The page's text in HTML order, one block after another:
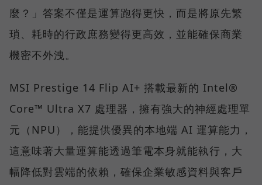
麼？」答案不僅是運算跑得更快，而是將原先繁
瑣、耗時的行政庶務變得更高效，並能確保商業
機密不外洩。
MSI Prestige 14 Flip AI+ 搭載最新的 Intel®
Core™ Ultra X7 處理器，擁有強大的神經處理單
元（NPU），能提供優異的本地端 AI 運算能力，
這意味著大量運算能透過筆電本身就能執行，大
幅降低對雲端的依賴，確保企業敏感資料與客戶